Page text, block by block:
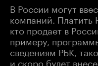
В России могут
компаний. Платить
кто продает в
примеру,
сведениям РБК,
и скоро будет